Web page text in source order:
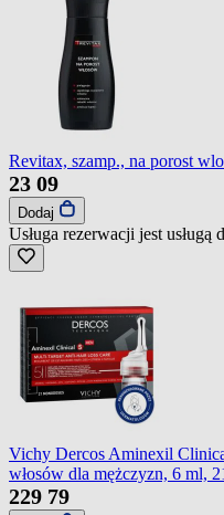
Revitax, szamp., na porost
23 09
Dodaj
Usługa rezerwacji jest usługą
Vichy Dercos Aminexil
włosów dla mężczyzn, 6 ml,
229 79